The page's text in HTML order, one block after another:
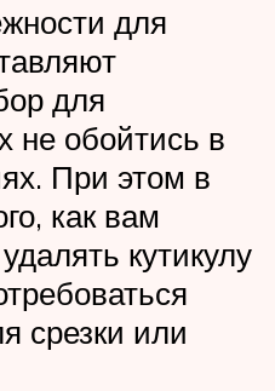
для
для
не обойтись в
При этом в
как вам
кутикулу
срезки или